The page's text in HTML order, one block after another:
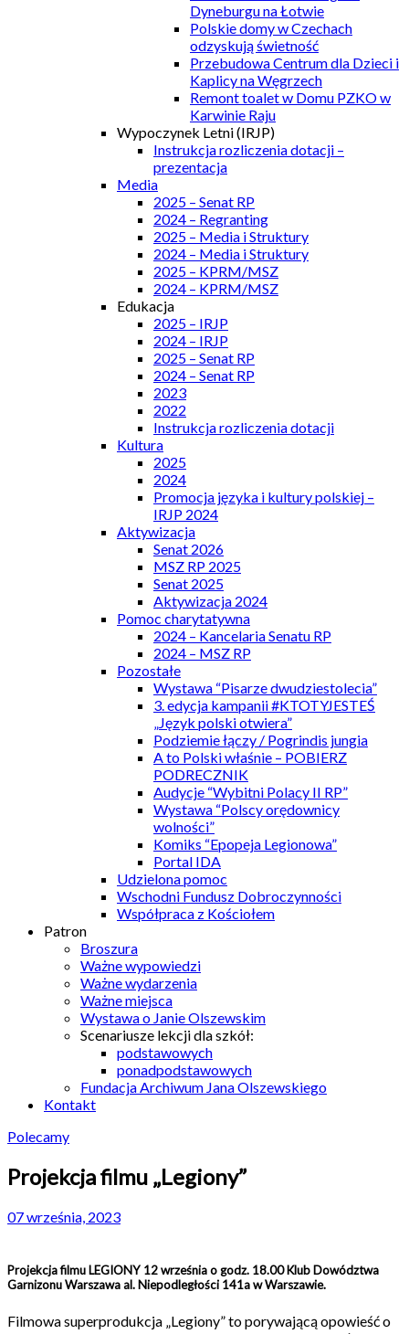
Dyneburgu na Łotwie
Polskie domy w Czechach
odzyskują świetność
Przebudowa Centrum dla Dzieci i
Kaplicy na Węgrzech
Remont toalet w Domu PZKO w
Karwinie Raju
Wypoczynek Letni (IRJP)
Instrukcja rozliczenia dotacji –
prezentacja
Media
2025 – Senat RP
2024 – Regranting
2025 – Media i Struktury
2024 – Media i Struktury
2025 – KPRM/MSZ
2024 – KPRM/MSZ
Edukacja
2025 – IRJP
2024 – IRJP
2025 – Senat RP
2024 – Senat RP
2023
2022
Instrukcja rozliczenia dotacji
Kultura
2025
2024
Promocja języka i kultury polskiej –
IRJP 2024
Aktywizacja
Senat 2026
MSZ RP 2025
Senat 2025
Aktywizacja 2024
Pomoc charytatywna
2024 – Kancelaria Senatu RP
2024 – MSZ RP
Pozostałe
Wystawa “Pisarze dwudziestolecia”
3. edycja kampanii #KTOTYJESTEŚ
„Język polski otwiera”
Podziemie łączy / Pogrindis jungia
A to Polski właśnie – POBIERZ
PODRECZNIK
Audycje “Wybitni Polacy II RP”
Wystawa “Polscy orędownicy
wolności”
Komiks “Epopeja Legionowa”
Portal IDA
Udzielona pomoc
Wschodni Fundusz Dobroczynności
Współpraca z Kościołem
Patron
Broszura
Ważne wypowiedzi
Ważne wydarzenia
Ważne miejsca
Wystawa o Janie Olszewskim
Scenariusze lekcji dla szkół:
podstawowych
ponadpodstawowych
Fundacja Archiwum Jana Olszewskiego
Kontakt
Polecamy
Projekcja filmu „Legiony”
07 września, 2023
Projekcja filmu LEGIONY 12 września o godz. 18.00 Klub Dowództwa
Garnizonu Warszawa al. Niepodległości 141a w Warszawie.
Filmowa superprodukcja „Legiony” to porywającą opowieść o